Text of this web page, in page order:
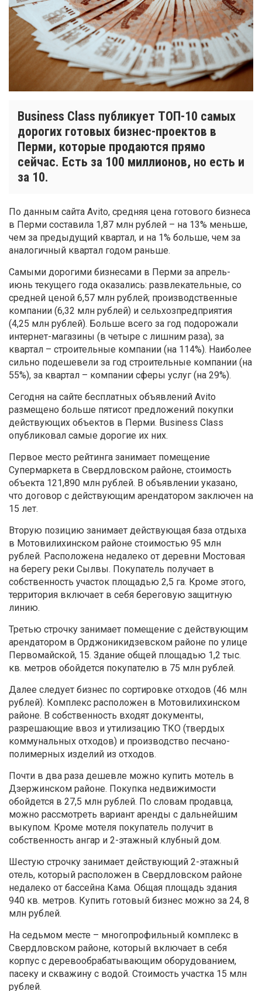
Business Class публикует ТОП-10 самых
дорогих готовых бизнес-проектов в
Перми, которые продаются прямо
сейчас. Есть за 100 миллионов, но есть и
за 10.
По данным сайта Avito, средняя цена готового бизнеса
в Перми составила 1,87 млн рублей – на 13% меньше,
чем за предыдущий квартал, и на 1% больше, чем за
аналогичный квартал годом раньше.
Самыми дорогими бизнесами в Перми за апрель-
июнь текущего года оказались: развлекательные, со
средней ценой 6,57 млн рублей; производственные
компании (6,32 млн рублей) и сельхозпредприятия
(4,25 млн рублей). Больше всего за год подорожали
интернет-магазины (в четыре с лишним раза), за
квартал – строительные компании (на 114%). Наиболее
сильно подешевели за год строительные компании (на
55%), за квартал – компании сферы услуг (на 29%).
Сегодня на сайте бесплатных объявлений Avito
размещено больше пятисот предложений покупки
действующих объектов в Перми. Business Class
опубликовал самые дорогие их них.
Первое место рейтинга занимает помещение
Супермаркета в Свердловском районе, стоимость
объекта 121,890 млн рублей. В объявлении указано,
что договор с действующим арендатором заключен на
15 лет.
Вторую позицию занимает действующая база отдыха
в Мотовилихинском районе стоимостью 95 млн
рублей. Расположена недалеко от деревни Мостовая
на берегу реки Сылвы. Покупатель получает в
собственность участок площадью 2,5 га. Кроме этого,
территория включает в себя береговую защитную
линию.
Третью строчку занимает помещение с действующим
арендатором в Орджоникидзевском районе по улице
Первомайской, 15. Здание общей площадью 1,2 тыс.
кв. метров обойдется покупателю в 75 млн рублей.
Далее следует бизнес по сортировке отходов (46 млн
рублей). Комплекс расположен в Мотовилихинском
районе. В собственность входят документы,
разрешающие ввоз и утилизацию ТКО (твердых
коммунальных отходов) и производство песчано-
полимерных изделий из отходов.
Почти в два раза дешевле можно купить мотель в
Дзержинском районе. Покупка недвижимости
обойдется в 27,5 млн рублей. По словам продавца,
можно рассмотреть вариант аренды с дальнейшим
выкупом. Кроме мотеля покупатель получит в
собственность ангар и 2-этажный клубный дом.
Шестую строчку занимает действующий 2-этажный
отель, который расположен в Свердловском районе
недалеко от бассейна Кама. Общая площадь здания
940 кв. метров. Купить готовый бизнес можно за 24, 8
млн рублей.
На седьмом месте – многопрофильный комплекс в
Свердловском районе, который включает в себя
корпус с деревообрабатывающим оборудованием,
пасеку и скважину с водой. Стоимость участка 15 млн
рублей.